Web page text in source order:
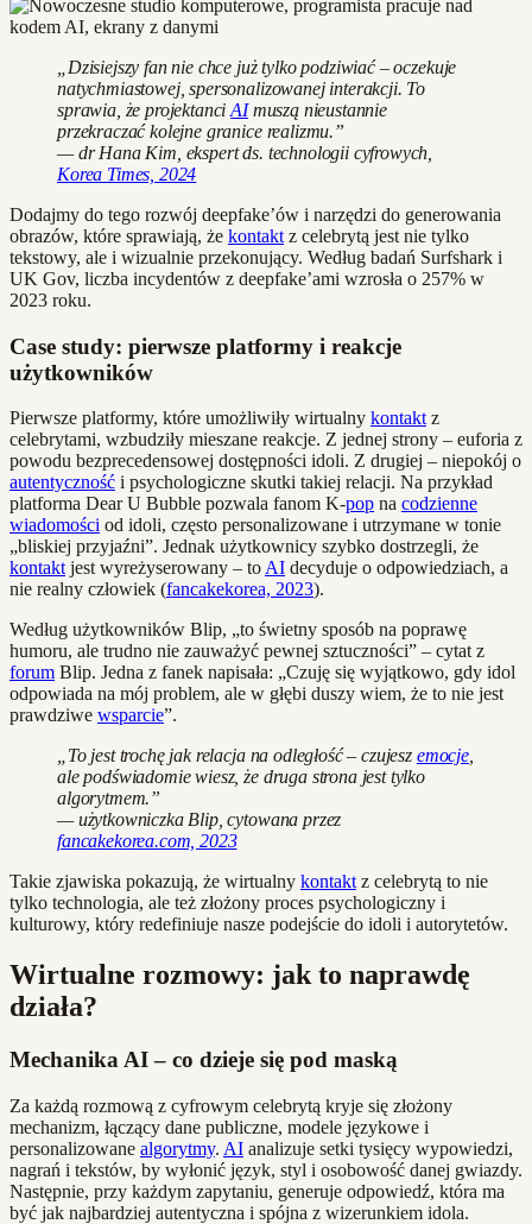
„Dzisiejszy fan nie chce już tylko podziwiać – oczekuje
natychmiastowej, spersonalizowanej interakcji. To
sprawia, że projektanciAImuszą nieustannie
przekraczać kolejne granice realizmu.”
— dr Hana Kim, ekspert ds. technologii cyfrowych,
Korea Times, 2024
Dodajmy do tego rozwój deepfake’ów i narzędzi do generowania
obrazów, które sprawiają, że kontakt z celebrytą jest nie tylko
tekstowy, ale i wizualnie przekonujący. Według badań Surfshark i
UK Gov, liczba incydentów z deepfake’ami wzrosła o 257% w
2023 roku.
Case study: pierwsze platformy i reakcje
użytkowników
Pierwsze platformy, które umożliwiły wirtualny kontakt z
celebrytami, wzbudziły mieszane reakcje. Z jednej strony – euforia z
powodu bezprecedensowej dostępności idoli. Z drugiej – niepokój o
autentyczność i psychologiczne skutki takiej relacji. Na przykład
platforma Dear U Bubble pozwala fanom K-pop na codzienne
wiadomości od idoli, często personalizowane i utrzymane w tonie
„bliskiej przyjaźni”. Jednak użytkownicy szybko dostrzegli, że
kontakt jest wyreżyserowany – to AI decyduje o odpowiedziach, a
nie realny człowiek (fancakekorea, 2023).
Według użytkowników Blip, „to świetny sposób na poprawę
humoru, ale trudno nie zauważyć pewnej sztuczności” – cytat z
forum Blip. Jedna z fanek napisała: „Czuję się wyjątkowo, gdy idol
odpowiada na mój problem, ale w głębi duszy wiem, że to nie jest
prawdziwe wsparcie”.
„To jest trochę jak relacja na odległość – czujesz emocje,
ale podświadomie wiesz, że druga strona jest tylko
algorytmem.”
— użytkowniczka Blip, cytowana przez
fancakekorea.com, 2023
Takie zjawiska pokazują, że wirtualny kontakt z celebrytą to nie
tylko technologia, ale też złożony proces psychologiczny i
kulturowy, który redefiniuje nasze podejście do idoli i autorytetów.
Wirtualne rozmowy: jak to naprawdę
działa?
Mechanika AI – co dzieje się pod maską
Za każdą rozmową z cyfrowym celebrytą kryje się złożony
mechanizm, łączący dane publiczne, modele językowe i
personalizowane algorytmy. AI analizuje setki tysięcy wypowiedzi,
nagrań i tekstów, by wyłonić język, styl i osobowość danej gwiazdy.
Następnie, przy każdym zapytaniu, generuje odpowiedź, która ma
być jak najbardziej autentyczna i spójna z wizerunkiem idola.